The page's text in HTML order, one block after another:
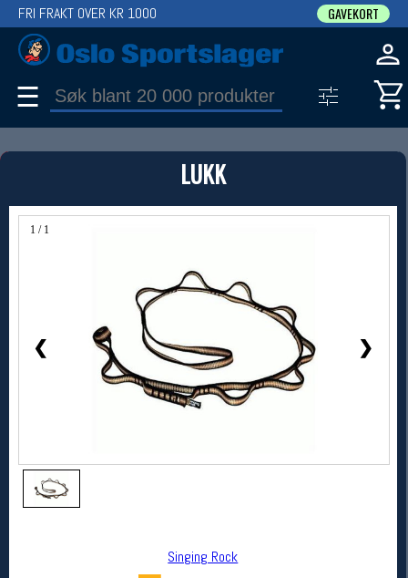
LUKK
1 / 1
❮ ❯
Singing Rock
FRI FRAKT OVER KR 1000 GAVEKORT
☰
PRODUKT
Produkter (1)
Bruk filter til å spisse søket